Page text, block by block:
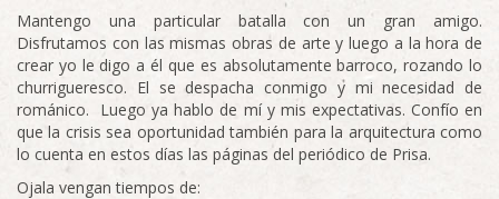
Mantengo una particular batalla con un gran amigo.
Disfrutamos con las mismas obras de arte y luego a la hora de
crear yo le digo a él que es absolutamente barroco, rozando lo
churrigueresco. El se despacha conmigo y mi necesidad de
románico. Luego ya hablo de mí y mis expectativas. Confío en
que la crisis sea oportunidad también para la arquitectura como
lo cuenta en estos días las páginas del periódico de Prisa.
Ojala vengan tiempos de: